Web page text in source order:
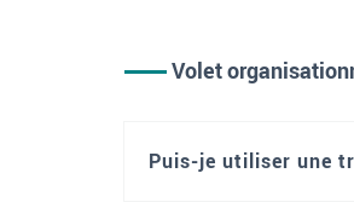
Volet
Puis-je utiliser une